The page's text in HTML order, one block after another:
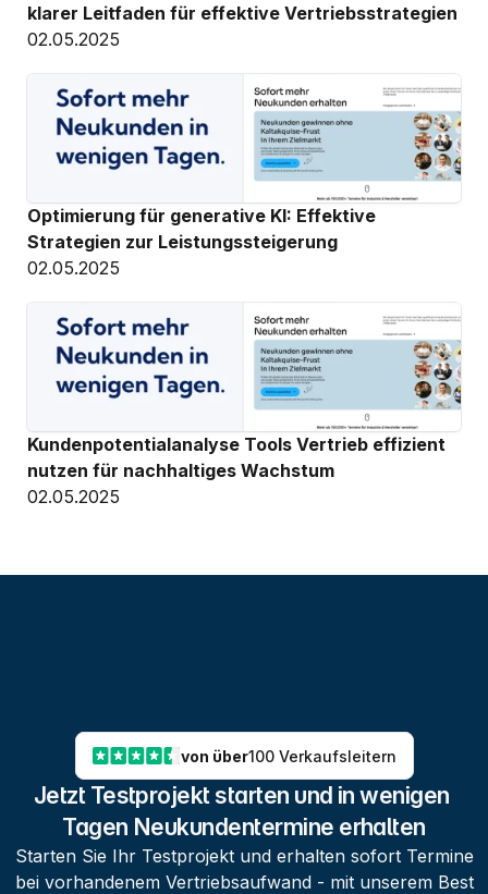
klarer Leitfaden für effektive Vertriebsstrategien
02.05.2025
Optimierung für generative KI: Effektive
Strategien zur Leistungssteigerung
02.05.2025
Kundenpotentialanalyse Tools Vertrieb effizient
nutzen für nachhaltiges Wachstum
02.05.2025
von über100 Verkaufsleitern
Jetzt Testprojekt starten und in wenigen
Tagen Neukundentermine erhalten
Starten Sie Ihr Testprojekt und erhalten sofort Termine
bei vorhandenem Vertriebsaufwand - mit unserem Best